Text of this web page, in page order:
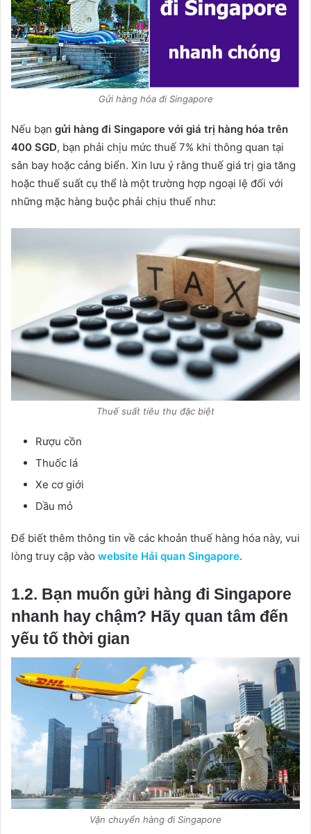
Gửi hàng hóa đi Singapore
Nếu bạn gửi hàng đi Singapore với giá trị hàng hóa trên
400 SGD, bạn phải chịu mức thuế 7% khi thông quan tại
sân bay hoặc cảng biển. Xin lưu ý rằng thuế giá trị gia tăng
hoặc thuế suất cụ thể là một trường hợp ngoại lệ đối với
những mặc hàng buộc phải chịu thuế như:
Thuế suất tiêu thụ đặc biệt
Rượu cồn
Thuốc lá
Xe cơ giới
Dầu mỏ
Để biết thêm thông tin về các khoản thuế hàng hóa này, vui
lòng truy cập vào website Hải quan Singapore.
1.2. Bạn muốn gửi hàng đi Singapore
nhanh hay chậm? Hãy quan tâm đến
yếu tố thời gian
Vận chuyển hàng đi Singapore